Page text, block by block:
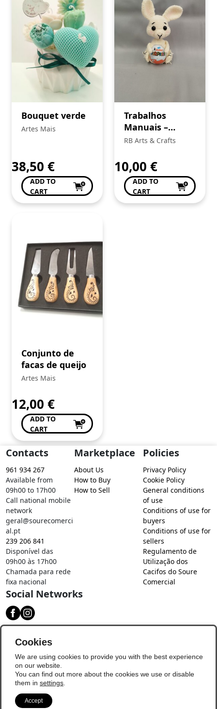
Bouquet verde
Artes Mais
38,50 €
ADD TO
CART
Trabalhos
Manuais –
Amigurumi
RB Arts & Crafts
10,00 €
ADD TO
CART
Conjunto de
facas de queijo
Artes Mais
12,00 €
ADD TO
CART
Contacts
961 934 267
Available from
09h00 to 17h00
Call national mobile
network
geral@sourecomerci
al.pt
239 206 841
Disponível das
09h00 às 17h00
Chamada para rede
fixa nacional
Marketplace
About Us
How to Buy
How to Sell
Policies
Privacy Policy
Cookie Policy
General conditions
of use
Conditions of use for
buyers
Conditions of use for
sellers
Regulamento de
Utilização dos
Cacifos do Soure
Comercial
Social Networks
Cookies
We are using cookies to provide you with the best experience
on our website.
You can find out more about the cookies we use or disable
them in settings
Accept